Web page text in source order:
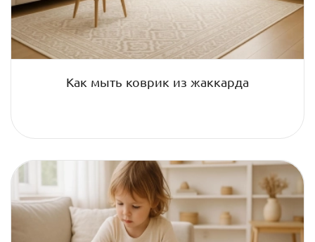
Как мыть коврик из жаккарда